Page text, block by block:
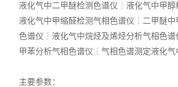
液化气中二甲醚检测色谱仪┆液化气中甲醇
液化气中甲缩醛检测气相色谱仪┆二甲醚中
色谱仪┆液化气中烷烃及烯烃分析气相色谱
甲苯分析气相色谱仪┆气相色谱测定液化气
主要参数：